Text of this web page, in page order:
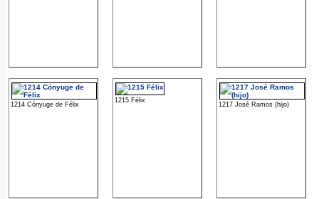
1214 Cónyuge de Félix
1215 Félix
1217 José Ramos (hijo)